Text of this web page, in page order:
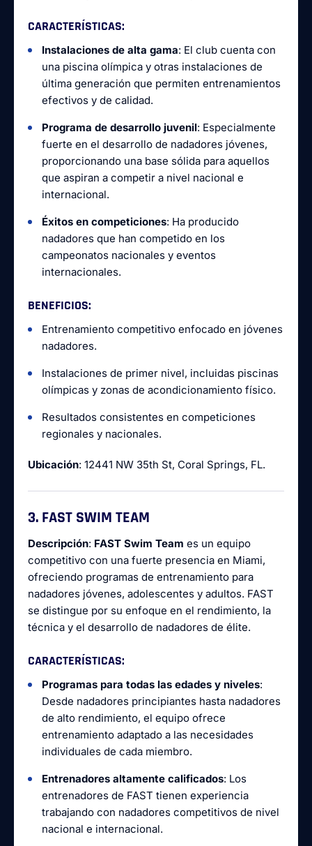
CARACTERÍSTICAS:
Instalaciones de alta gama: El club cuenta con
una piscina olímpica y otras instalaciones de
última generación que permiten entrenamientos
efectivos y de calidad.
Programa de desarrollo juvenil: Especialmente
fuerte en el desarrollo de nadadores jóvenes,
proporcionando una base sólida para aquellos
que aspiran a competir a nivel nacional e
internacional.
Éxitos en competiciones: Ha producido
nadadores que han competido en los
campeonatos nacionales y eventos
internacionales.
BENEFICIOS:
Entrenamiento competitivo enfocado en jóvenes
nadadores.
Instalaciones de primer nivel, incluidas piscinas
olímpicas y zonas de acondicionamiento físico.
Resultados consistentes en competiciones
regionales y nacionales.
Ubicación: 12441 NW 35th St, Coral Springs, FL.
3. FAST SWIM TEAM
Descripción: FAST Swim Team es un equipo
competitivo con una fuerte presencia en Miami,
ofreciendo programas de entrenamiento para
nadadores jóvenes, adolescentes y adultos. FAST
se distingue por su enfoque en el rendimiento, la
técnica y el desarrollo de nadadores de élite.
CARACTERÍSTICAS:
Programas para todas las edades y niveles:
Desde nadadores principiantes hasta nadadores
de alto rendimiento, el equipo ofrece
entrenamiento adaptado a las necesidades
individuales de cada miembro.
Entrenadores altamente calificados: Los
entrenadores de FAST tienen experiencia
trabajando con nadadores competitivos de nivel
nacional e internacional.